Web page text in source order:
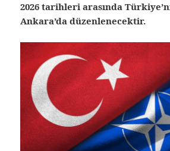
2026 tarihleri arasında
Ankara’da düzenlenecektir.